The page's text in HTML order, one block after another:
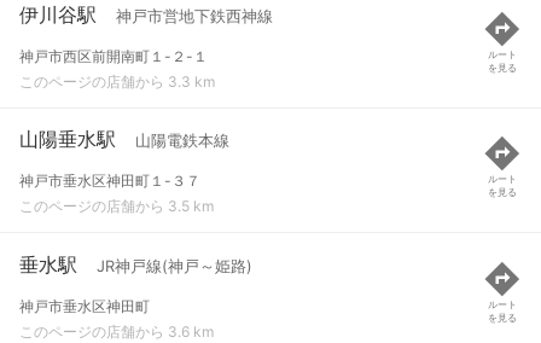
伊川谷駅 神戸市営地下鉄西神線
神戸市西区前開南町１-２-１
このページの店舗から 3.3 km
ルート
を見る
山陽垂水駅 山陽電鉄本線
神戸市垂水区神田町１-３７
このページの店舗から 3.5 km
ルート
を見る
垂水駅 JR神戸線(神戸～姫路)
神戸市垂水区神田町
このページの店舗から 3.6 km
ルート
を見る